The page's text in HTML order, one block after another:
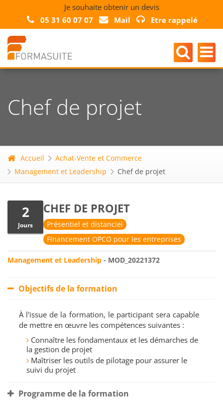
Je souhaite obtenir un devis
05 31 60 07 07
Mail Etre rappelé
Chef de projet
Accueil
Achat-Vente et Commerce
Management et Leadership
Chef de projet
2
Jours
CHEF DE PROJET
Présentiel et distanciel
Financement OPCO pour les entreprises
Management et Leadership - MOD_20221372
Objectifs de la formation
À l'issue de la formation, le participant sera capable
de mettre en œuvre les compétences suivantes :
Connaître les fondamentaux et les démarches de
la gestion de projet
Maîtriser les outils de pilotage pour assurer le
suivi du projet
Programme de la formation